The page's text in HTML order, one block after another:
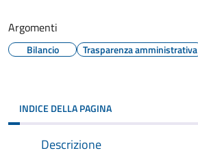
Argomenti
Bilancio Trasparenza amministrativa
INDICE DELLA PAGINA
Descrizione